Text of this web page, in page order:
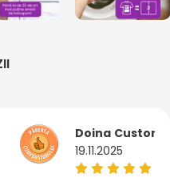
Doina
19.11.2025